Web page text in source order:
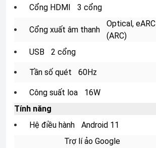
Cổng HDMI 3 cổng
Cổng xuất âm thanh
Optical, eARC
(ARC)
USB
2 cổng
Tần số quét 60Hz
Công suất loa
16W
Tính năng
Hệ điều hành
Android 11
Trợ lí ảo Google